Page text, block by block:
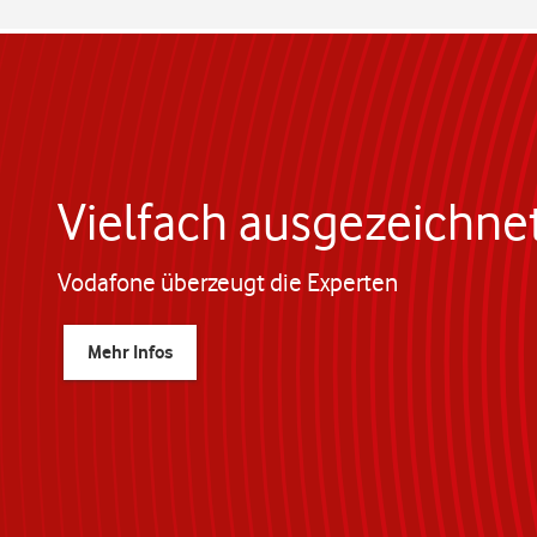
Vielfach
Vodafone überzeugt die Experten
Mehr Infos